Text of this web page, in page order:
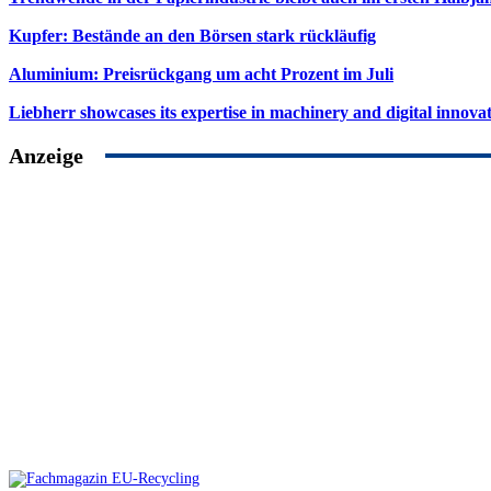
Kupfer: Bestände an den Börsen stark rückläufig
Aluminium: Preisrückgang um acht Prozent im Juli
Liebherr showcases its expertise in machinery and digital
Anzeige